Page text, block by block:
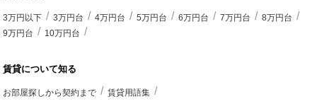
3万円以下 3万円台 4万円台 5万円台 6万円台 7万円台
8万円台
9万円台
10万円台
賃貸について知る
お部屋探しから契約まで 賃貸用語集